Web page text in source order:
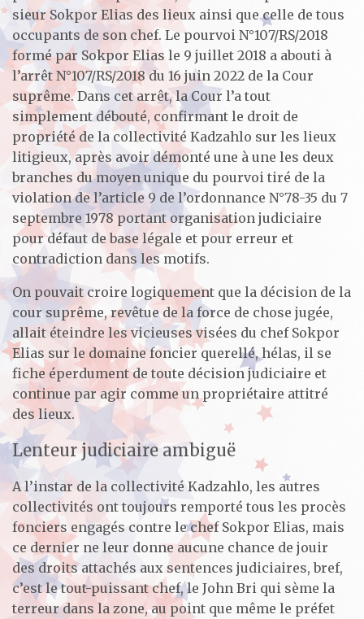
sieur Sokpor Elias des lieux ainsi que celle de tous
occupants de son chef. Le pourvoi N°107/RS/2018
formé par Sokpor Elias le 9 juillet 2018 a abouti à
l’arrêt N°107/RS/2018 du 16 juin 2022 de la Cour
suprême. Dans cet arrêt, la Cour l’a tout
simplement débouté, confirmant le droit de
propriété de la collectivité Kadzahlo sur les lieux
litigieux, après avoir démonté une à une les deux
branches du moyen unique du pourvoi tiré de la
violation de l’article 9 de l’ordonnance N°78-35 du 7
septembre 1978 portant organisation judiciaire
pour défaut de base légale et pour erreur et
contradiction dans les motifs.
On pouvait croire logiquement que la décision de la
cour suprême, revêtue de la force de chose jugée,
allait éteindre les vicieuses visées du chef Sokpor
Elias sur le domaine foncier querellé, hélas, il se
fiche éperdument de toute décision judiciaire et
continue par agir comme un propriétaire attitré
des lieux.
Lenteur judiciaire ambiguë
A l’instar de la collectivité Kadzahlo, les autres
collectivités ont toujours remporté tous les procès
fonciers engagés contre le chef Sokpor Elias, mais
ce dernier ne leur donne aucune chance de jouir
des droits attachés aux sentences judiciaires, bref,
c’est le tout-puissant chef, le John Bri qui sème la
terreur dans la zone, au point que même le préfet